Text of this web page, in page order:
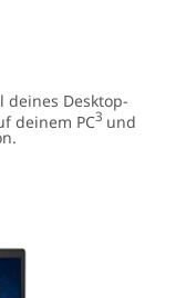
deines Desktop-
deinem PC3 und